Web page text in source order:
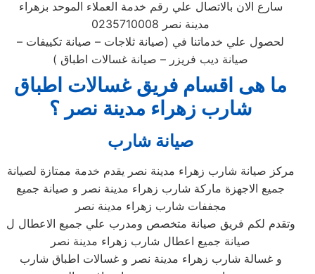
سارع الان بالاتصال علي رقم خدمة العملاء الموحد بزهراء
مدينة نصر 0235710008
لحصول علي خدماتنا في (صيانة ثلاجات – صيانة تكييفات –
صيانة ديب فريزر – صيانة غسالات اطباق )
ما هى اقسام فريق غسالات اطباق
شارب زهراء مدينة نصر ؟
صيانة شارب
مركز صيانة شارب زهراء مدينة نصر يقدم خدمة ممتازة لصيانة
جميع الاجهزة ماركة شارب زهراء مدينة نصر و صيانة جميع
مجففات شارب زهراء مدينة نصر
وتقدم لكم فريق صيانة متخصص ومدرب علي جميع الاعطال ل
صيانة جميع اعطال شارب زهراء مدينة نصر
و غسالة شارب زهراء مدينة نصر و غسالات اطباق شارب